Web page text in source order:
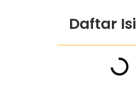
Daftar Isi